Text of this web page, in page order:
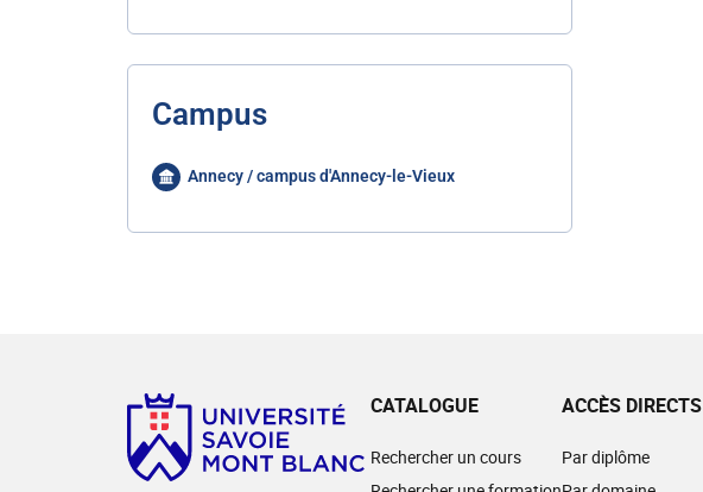
Campus
Annecy / campus d'Annecy-le-Vieux
CATALOGUE
Rechercher un cours
ACCÈS DIRECTS
Par diplôme